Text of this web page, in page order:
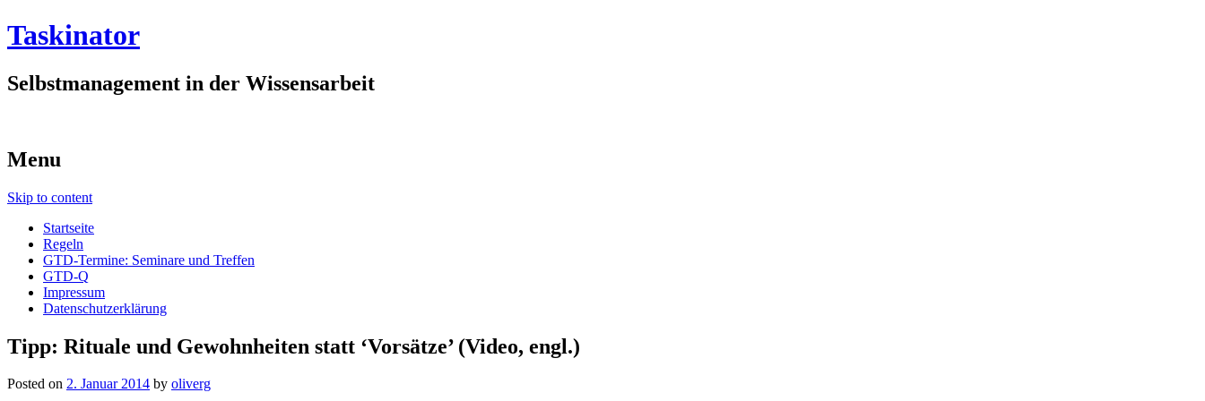
Taskinator
Selbstmanagement in der Wissensarbeit
Menu
Skip to content
Startseite
Regeln
GTD-Termine: Seminare und Treffen
GTD-Q
Impressum
Datenschutzerklärung
Tipp: Rituale und Gewohnheiten statt ‘Vorsätze’ (Video, engl.)
Posted on 2. Januar 2014 by oliverg